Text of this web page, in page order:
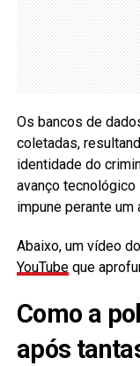
Os bancos de
coletadas,
identidade do
avanço
impune perante
Abaixo, um vídeo do
YouTubeque
Como a
após